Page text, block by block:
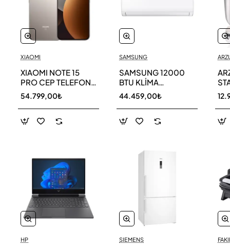
XIAOMI
XIAOMI NOTE 15
PRO CEP TELEFONU
256 GB
54.799,00₺
HP
SAMSUNG
SAMSUNG 12000
BTU KLİMA
AR40F12C0AM SK
44.459,00₺
SIEMENS